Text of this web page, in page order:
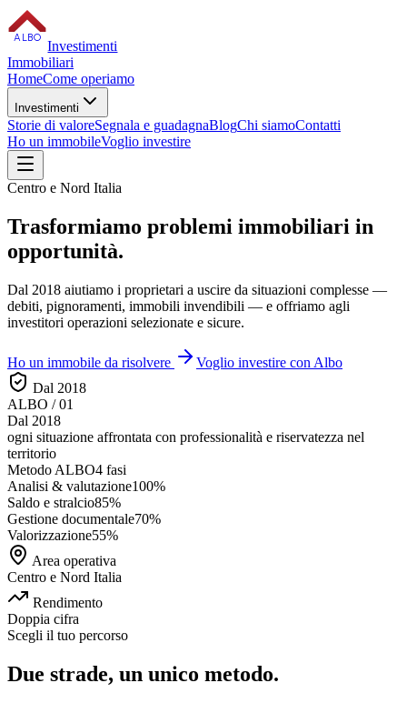
ALBO
Investimenti
Immobiliari
HomeCome operiamo
Investimenti
Storie di valoreSegnala e guadagnaBlogChi siamoContatti
Ho un immobileVoglio investire
Centro e Nord Italia
Trasformiamo problemi immobiliari in
opportunità.
Dal 2018 aiutiamo i proprietari a uscire da situazioni complesse —
debiti, pignoramenti, immobili invendibili — e offriamo agli
investitori operazioni selezionate e sicure.
Ho un immobile da risolvere
Voglio investire con Albo
Dal 2018
ALBO / 01
Dal 2018
ogni situazione affrontata con professionalità e riservatezza nel
territorio
Metodo ALBO4 fasi
Analisi & valutazione100%
Saldo e stralcio85%
Gestione documentale70%
Valorizzazione55%
Area operativa
Centro e Nord Italia
Rendimento
Doppia cifra
Scegli il tuo percorso
Due strade, un unico metodo.